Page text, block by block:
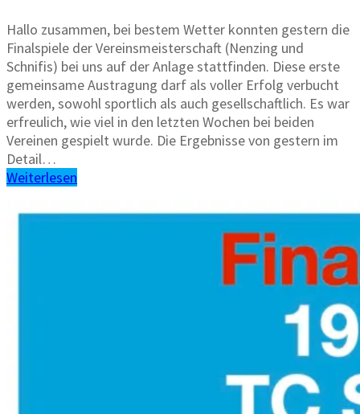
Hallo zusammen, bei bestem Wetter konnten gestern die
Finalspiele der Vereinsmeisterschaft (Nenzing und
Schnifis) bei uns auf der Anlage stattfinden. Diese erste
gemeinsame Austragung darf als voller Erfolg verbucht
werden, sowohl sportlich als auch gesellschaftlich. Es war
erfreulich, wie viel in den letzten Wochen bei beiden
Vereinen gespielt wurde. Die Ergebnisse von gestern im
Detail…
Weiterlesen